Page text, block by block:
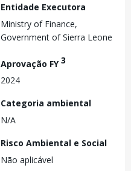
Entidade Executora
Ministry of Finance,
Government of Sierra Leone
Aprovação FY3
2024
Categoria ambiental
N/A
Risco Ambiental e Social
Não aplicável